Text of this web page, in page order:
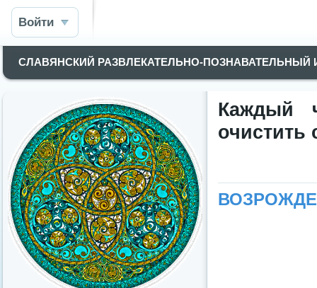
Войти
СЛАВЯНСКИЙ РАЗВЛЕКАТЕЛЬНО-
Каждый
очистить